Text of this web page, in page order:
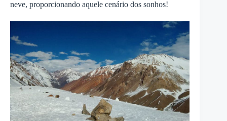
neve, proporcionando aquele cenário dos sonhos!